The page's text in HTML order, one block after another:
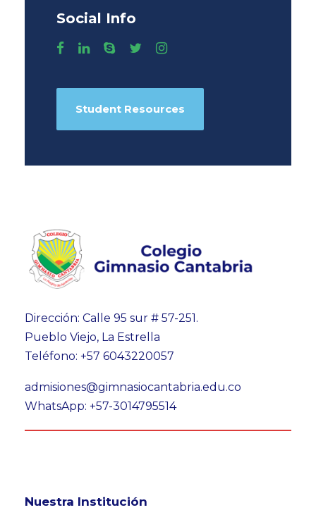
Social Info
Student Resources
Dirección: Calle 95 sur # 57-251.
Pueblo Viejo, La Estrella
Teléfono: +57 6043220057
admisiones@gimnasiocantabria.edu.co
WhatsApp: +57-3014795514
Nuestra Institución